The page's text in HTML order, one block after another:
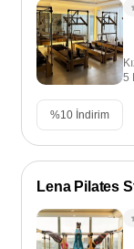
5
%10 İndirim
Lena Pilates